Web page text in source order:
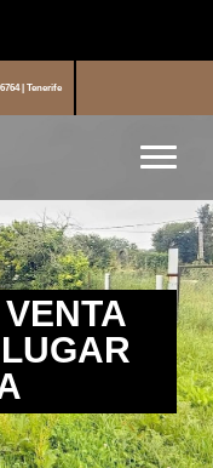
| Tenerife